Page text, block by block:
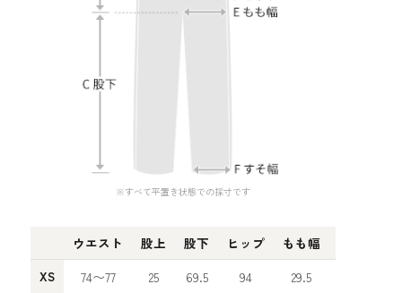
※すべて平置き状態での採寸です
ウエスト 股上 股下 ヒップ もも幅
XS
74〜77 25 69.5 94 29.5